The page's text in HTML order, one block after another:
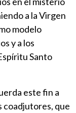
a la Virgen
modelo
y a los
Santo
este fin a
coadjutores, que